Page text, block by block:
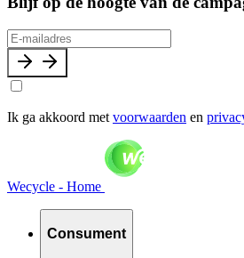
Ik ga akkoord met voorwaarden en
Wecycle - Home
Consument